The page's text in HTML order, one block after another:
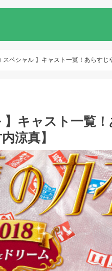
スペシャル 】キャスト一覧！あらす
】キャスト一覧
涼真】